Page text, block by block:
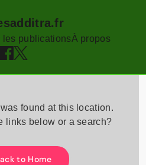
les publicationsÀ propos
found at this location.
links below or a search?
to Home